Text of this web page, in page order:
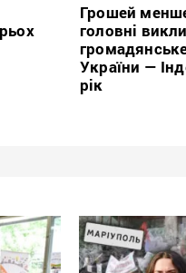
Грошей
головні
України —
рік